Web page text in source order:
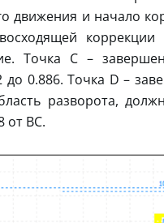
движения и начало
Точка C –
до 0.886. Точка D –
разворота,
от BC.